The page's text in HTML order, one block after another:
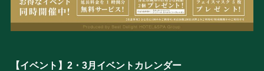
【イベント】2・3月イベントカレンダー